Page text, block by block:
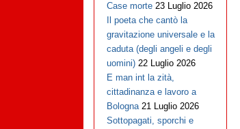
Case morte 23 Luglio 2026
Il poeta che cantò la
gravitazione universale e la
caduta (degli angeli e degli
uomini) 22 Luglio 2026
E man int la zità,
cittadinanza e lavoro a
Bologna 21 Luglio 2026
Sottopagati, sporchi e